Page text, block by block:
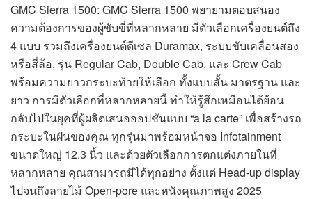
GMC Sierra 1500: GMC Sierra 1500 พยายามตอบสนอง
ความต้องการของผู้ขับขี่ที่หลากหลาย มีตัวเลือกเครื่องยนต์ถึง
4 แบบ รวมถึงเครื่องยนต์ดีเซล Duramax, ระบบขับเคลื่อนสอง
หรือสี่ล้อ, รุ่น Regular Cab, Double Cab, และ Crew Cab
พร้อมความยาวกระบะท้ายให้เลือก ทั้งแบบสั้น มาตรฐาน และ
ยาว การมีตัวเลือกที่หลากหลายนี้ ทำให้รู้สึกเหมือนได้ย้อน
กลับไปในยุคที่ผู้ผลิตเสนอออปชันแบบ “a la carte” เพื่อสร้างรถ
กระบะในฝันของคุณ ทุกรุ่นมาพร้อมหน้าจอ Infotainment
ขนาดใหญ่ 12.3 นิ้ว และด้วยตัวเลือกการตกแต่งภายในที่
หลากหลาย คุณสามารถมีได้ทุกอย่าง ตั้งแต่ Head-up display
ไปจนถึงลายไม้ Open-pore และหนังคุณภาพสูง 2025